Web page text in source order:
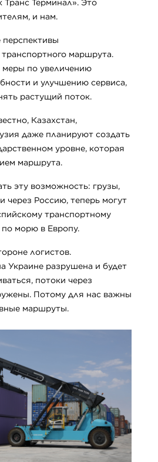
Терминал». Это
и нам.
транспортного маршрута.
по увеличению
и улучшению сервиса,
растущий поток.
Казахстан,
даже планируют создать
уровне, которая
маршрута.
эту возможность: грузы,
через Россию, теперь могут
транспортному
морю в Европу.
логистов.
Украине разрушена и будет
потоки через
Потому для нас важны
маршруты.